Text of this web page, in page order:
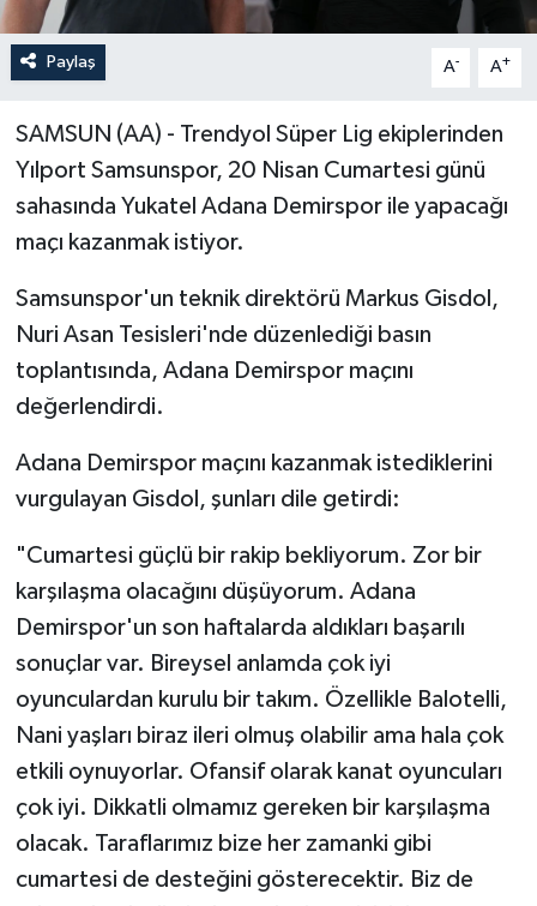
Paylaş A- A+
SAMSUN (AA) - Trendyol Süper Lig ekiplerinden
Yılport Samsunspor, 20 Nisan Cumartesi günü
sahasında Yukatel Adana Demirspor ile yapacağı
maçı kazanmak istiyor.
Samsunspor'un teknik direktörü Markus Gisdol,
Nuri Asan Tesisleri'nde düzenlediği basın
toplantısında, Adana Demirspor maçını
değerlendirdi.
Adana Demirspor maçını kazanmak istediklerini
vurgulayan Gisdol, şunları dile getirdi:
"Cumartesi güçlü bir rakip bekliyorum. Zor bir
karşılaşma olacağını düşüyorum. Adana
Demirspor'un son haftalarda aldıkları başarılı
sonuçlar var. Bireysel anlamda çok iyi
oyunculardan kurulu bir takım. Özellikle Balotelli,
Nani yaşları biraz ileri olmuş olabilir ama hala çok
etkili oynuyorlar. Ofansif olarak kanat oyuncuları
çok iyi. Dikkatli olmamız gereken bir karşılaşma
olacak. Taraflarımız bize her zamanki gibi
cumartesi de desteğini gösterecektir. Biz de
GÜNCEL
SPOR
YAŞAM
Yerel